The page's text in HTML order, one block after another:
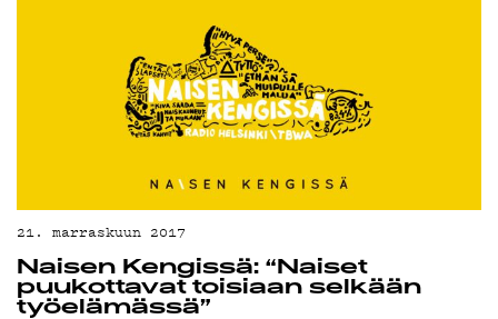
21. marraskuun 2017
Naisen Kengissä: “Naiset
puukottavat toisiaan selkään
työelämässä”